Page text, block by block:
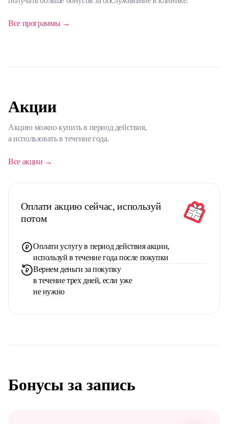
Все программы →
Акции
Акцию можно купить в период действия,
а использовать в течение года.
Все акции →
Оплати акцию сейчас, используй
потом
Оплати услугу в период действия акции,
используй в течение года после покупки
Вернем деньги за покупку
в течение трех дней, если уже
не нужно
Бонусы за запись